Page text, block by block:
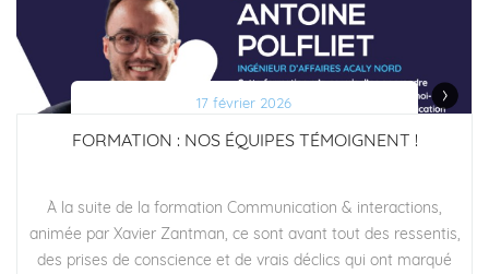
17 février 2026
FORMATION : NOS ÉQUIPES TÉMOIGNENT !
À la suite de la formation Communication & interactions,
animée par Xavier Zantman, ce sont avant tout des ressentis,
des prises de conscience et de vrais déclics qui ont marqué